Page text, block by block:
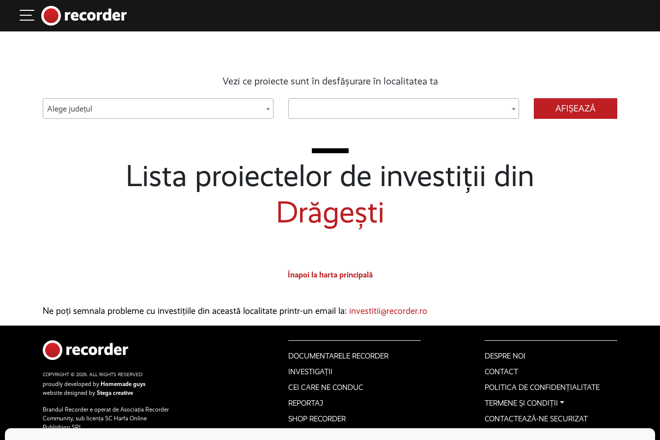
Main Navigation
Vezi ce proiecte sunt în desfășurare în localitatea ta
Alege județul AFIȘEAZĂ
Lista proiectelor de investiții din
Drăgești
Înapoi la harta principală
Ne poți semnala probleme cu investițiile din această localitate printr-un email la: investitii@recorder.ro
COPYRIGHT © 2026. ALL RIGHTS RESERVED
proudly developed by Homemade guys
website designed by Stega creative
Brandul Recorder e operat de Asociația Recorder
Community, sub licența SC Harfa Online
Publishing SRL.
DOCUMENTARELE RECORDER
INVESTIGAȚII
CEI CARE NE CONDUC
REPORTAJ
SHOP RECORDER
DESPRE NOI
CONTACT
POLITICA DE CONFIDENȚIALITATE
TERMENE ȘI CONDIȚII
CONTACTEAZĂ-NE SECURIZAT